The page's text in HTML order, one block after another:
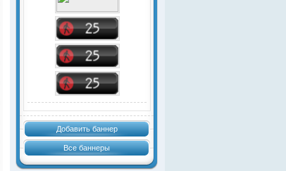
Добавить баннер
Все баннеры